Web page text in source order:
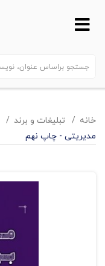
خانه تبليغات و برند
مدیریتی - چاپ نهم